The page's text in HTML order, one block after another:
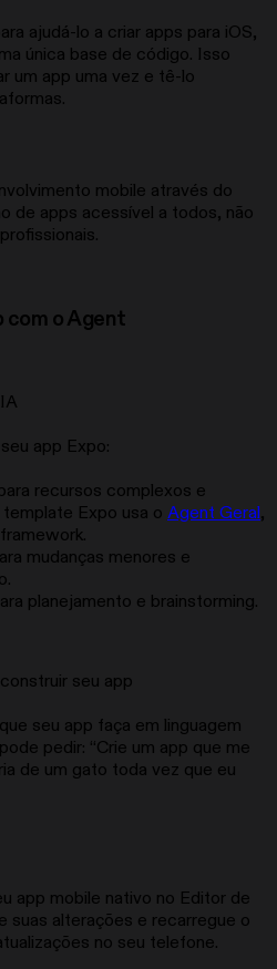
ajudá-lo a criar apps para iOS,
única base de código. Isso
um app uma vez e tê-lo
mobile através do
de apps acessível a todos, não
com o Agent
app Expo:
recursos complexos e
Expo usa o Agent Geral,
mudanças menores e
planejamento e brainstorming.
seu app
seu app faça em linguagem
pedir: “Crie um app que me
de um gato toda vez que eu
app mobile nativo no Editor de
suas alterações e recarregue o
no seu telefone.